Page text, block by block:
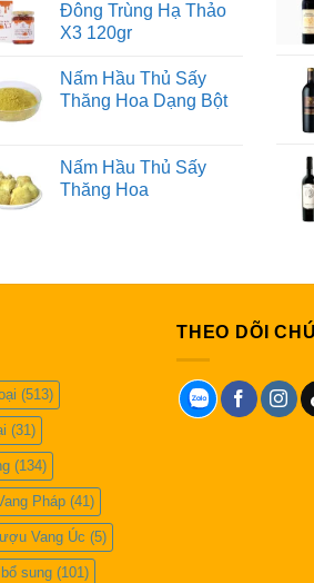
Đông Trùng Hạ Thảo
X3 120gr
Nấm Hầu Thủ Sấy
Thăng Hoa Dạng Bột
Nấm Hầu Thủ Sấy
Thăng Hoa
(513)
(31)
(134)
Pháp (41)
Vang Úc (5)
sung (101)
THEO DÕI